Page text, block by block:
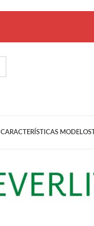
CARACTERÍSTICAS MODELOS